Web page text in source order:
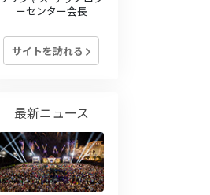
ーセンター会長
サイトを訪れる
最新ニュース